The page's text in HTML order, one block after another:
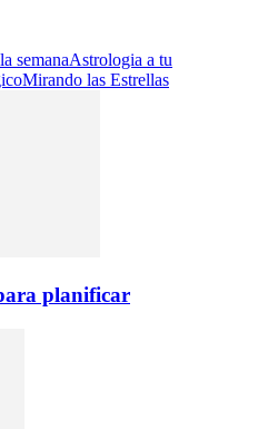
semanaAstrologia a tu
Mirando las Estrellas
planificar